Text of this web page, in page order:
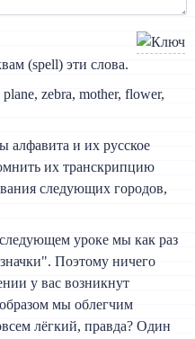
(spell) эти слова.
zebra, mother, flower,
алфавита и их русское
их транскрипцию
следующих городов,
уроке мы как раз
Поэтому ничего
у вас возникнут
мы облегчим
лёгкий, правда? Один